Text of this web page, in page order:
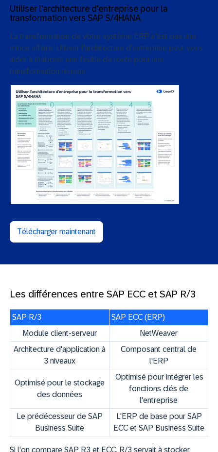
Utiliser l'architecture d'entreprise pour la
transformation vers SAP S/4HANA
La transformation de votre système ERP n'est pas une
mince affaire. Utiliser l'architecture d'entreprise peut vous
aider à élaborer une feuille de route pour une
transformation réussie.
Télécharger maintenant
Les différences entre SAP ECC et SAP R/3
SAP R/3
SAP ECC (ERP)
Module client-serveur
NetWeaver
Architecture d'application à
3 niveaux
Composant central de
l'ERP
Optimisé pour le stockage
des données
Optimisé pour intégrer les
fonctions clés de
l'entreprise
Le prédécesseur de SAP
Business Suite
L'ERP de base pour SAP
ECC et SAP Business Suite
Si l'on compare SAP R3 et ECC, R/3 servait à stocker,